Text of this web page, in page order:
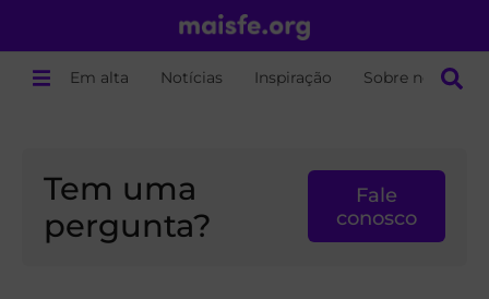
Em alta Notícias Inspiração Sobre nós
Tem uma
pergunta?
Fale
conosco